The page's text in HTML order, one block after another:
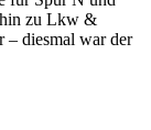
hin zu Lkw &
– diesmal war der